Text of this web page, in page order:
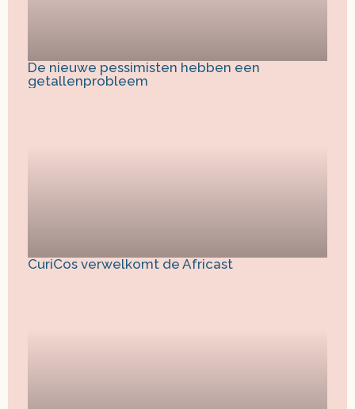
De nieuwe pessimisten hebben een
getallenprobleem
CuriCos verwelkomt de Africast